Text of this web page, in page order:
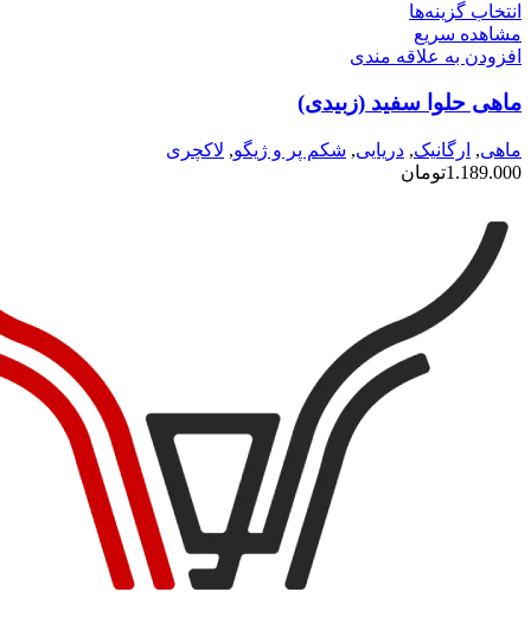
انتخاب گزینه‌ها
دارای
مختلفی
باشد.
گزینه
انتخاب
شوند
مشاهده سریع
افزودن به علاقه مندی
ماهی حلوا سفید (زبیدی)
ماهی, ارگانیک, دریایی, شکم پر و ژیگو, لاکچری
1.189.000تومان